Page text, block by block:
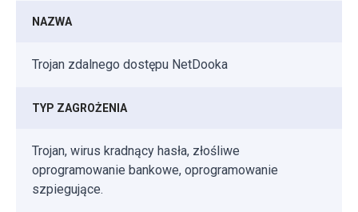
NAZWA
Trojan zdalnego dostępu NetDooka
TYP ZAGROŻENIA
Trojan, wirus kradnący hasła, złośliwe
oprogramowanie bankowe, oprogramowanie
szpiegujące.